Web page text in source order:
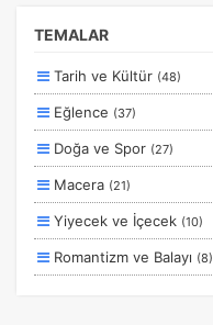
Planlanan
Otobüs Ile
Uçak Ile
Ekstralar Dahil
TEMALAR
Tarih ve Kültür (48)
Eğlence (37)
Doğa ve Spor (27)
Macera (21)
Yiyecek ve İçecek (10)
Romantizm ve Balayı (8)